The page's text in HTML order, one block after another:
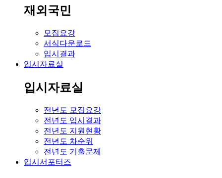
재외국민
모집요강
서식다운로드
입시결과
입시자료실
입시자료실
전년도 모집요강
전년도 입시결과
전년도 지원현황
전년도 차순위
전년도 기출문제
입시서포터즈